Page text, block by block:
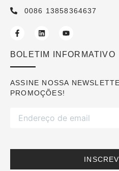
0086 13858364637
BOLETIM INFORMATIVO
ASSINE NOSSA
PROMOÇÕES!